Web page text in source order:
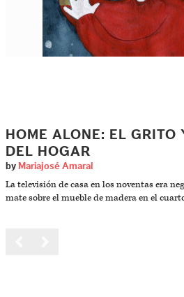
HOME ALONE: EL GRITO
DEL HOGAR
by Mariajosé Amaral
La televisión de casa en los noventas era
mate sobre el mueble de madera en el